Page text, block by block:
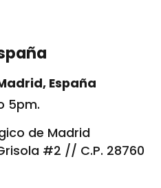
España
5pm.
de Madrid
#2 // C.P. 28760